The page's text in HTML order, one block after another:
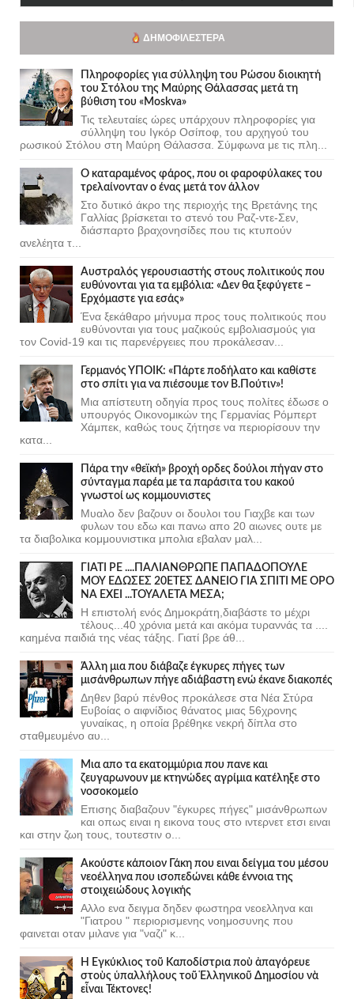
ΔΗΜΟΦΙΛΈΣΤΕΡΑ
Πληροφορίες για σύλληψη του Ρώσου διοικητή
του Στόλου της Mαύρης Θάλασσας μετά τη
βύθιση του «Moskva»
Τις τελευταίες ώρες υπάρχουν πληροφορίες για
σύλληψη του Ιγκόρ Οσίποφ, του αρχηγού του
ρωσικού Στόλου στη Μαύρη Θάλασσα. Σύμφωνα με τις πλη...
Ο καταραμένος φάρος, που οι φαροφύλακες του
τρελαίνονταν ο ένας μετά τον άλλον
Στο δυτικό άκρο της περιοχής της Βρετάνης της
Γαλλίας βρίσκεται το στενό του Ραζ-ντε-Σεν,
διάσπαρτο βραχονησίδες που τις κτυπούν
ανελέητα τ...
Αυστραλός γερουσιαστής στους πολιτικούς που
ευθύνονται για τα εμβόλια: «Δεν θα ξεφύγετε –
Ερχόμαστε για εσάς»
Ένα ξεκάθαρο μήνυμα προς τους πολιτικούς που
ευθύνονται για τους μαζικούς εμβολιασμούς για
τον Covid-19 και τις παρενέργειες που προκάλεσαν...
Γερμανός ΥΠΟΙΚ: «Πάρτε ποδήλατο και καθίστε
στο σπίτι για να πιέσουμε τον Β.Πούτιν»!
Μια απίστευτη οδηγία προς τους πολίτες έδωσε ο
υπουργός Οικονομικών της Γερμανίας Ρόμπερτ
Χάμπεκ, καθώς τους ζήτησε να περιορίσουν την
κατα...
Πάρα την «θεϊκή» βροχή ορδες δούλοι πήγαν στο
σύνταγμα παρέα με τα παράσιτα του κακού
γνωστοί ως κομμουνιστες
Μυαλο δεν βαζουν οι δουλοι του Γιαχβε και των
φυλων του εδω και πανω απο 20 αιωνες ουτε με
τα διαβολικα κομμουνιστικα μπολια εβαλαν μαλ...
ΓΙΑΤΙ ΡΕ ....ΠΑΛΙΑΝΘΡΩΠΕ ΠΑΠΑΔΟΠΟΥΛΕ
ΜΟΥ ΕΔΩΣΕΣ 20ΕΤΕΣ ΔΑΝΕΙΟ ΓΙΑ ΣΠΙΤΙ ΜΕ ΟΡΟ
ΝΑ ΕΧΕΙ ...ΤΟΥΑΛΕΤΑ ΜΕΣΑ;
Η επιστολή ενός Δημοκράτη,διαβάστε το μέχρι
τέλους...40 χρόνια μετά και ακόμα τυραννάς τα ....
καημένα παιδιά της νέας τάξης. Γιατί βρε άθ...
Άλλη μια που διάβαζε έγκυρες πήγες των
μισάνθρωπων πήγε αδιάβαστη ενώ έκανε διακοπές
Δηθεν βαρύ πένθος προκάλεσε στα Νέα Στύρα
Ευβοίας ο αιφνίδιος θάνατος μιας 56χρονης
γυναίκας, η οποία βρέθηκε νεκρή δίπλα στο
σταθμευμένο αυ...
Μια απο τα εκατομμύρια που πανε και
ζευγαρωνουν με κτηνώδες αγρίμια κατέληξε στο
νοσοκομείο
Επισης διαβαζουν "έγκυρες πήγες" μισάνθρωπων
και οπως ειναι η εικονα τους στο ιντερνετ ετσι ειναι
και στην ζωη τους, τουτεστιν ο...
Ακούστε κάποιον Γάκη που ειναι δείγμα του μέσου
νεοέλληνα που ισοπεδώνει κάθε έννοια της
στοιχειώδους λογικής
Αλλο ενα δειγμα δηδεν φωστηρα νεοελληνα και
"Γιατρου " περιορισμενης νοημοσυνης που
φαινεται οταν μιλανε για "ναζι" κ...
Ἡ Ἐγκύκλιος τοῦ Καποδίστρια ποὺ ἀπαγόρευε
στοὺς ὑπαλλήλους τοῦ Ἑλληνικοῦ Δημοσίου νὰ
εἶναι Τέκτονες!